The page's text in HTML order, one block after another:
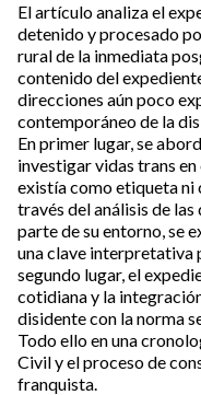
El artículo analiza el
detenido y procesado
rural de la inmediata
contenido del
direcciones aún poco
contemporáneo de la
En primer lugar, se
investigar vidas trans
existía como etiqueta
través del análisis de
parte de su entorno, se
una clave interpretativa
segundo lugar, el
cotidiana y la
disidente con la norma
Todo ello en una
Civil y el proceso de
franquista.